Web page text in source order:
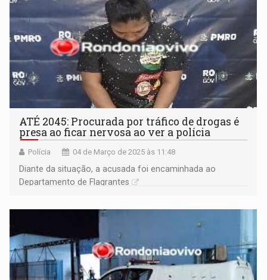
ATÉ 2045: Procurada por tráfico de drogas é
presa ao ficar nervosa ao ver a polícia
Polícia 04 de Março de 2025 às 11:48
Diante da situação, a acusada foi encaminhada ao
Departamento de Flagrantes